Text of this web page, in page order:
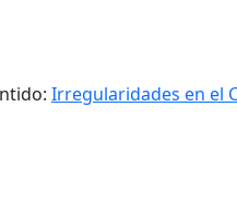
Irregularidades en el